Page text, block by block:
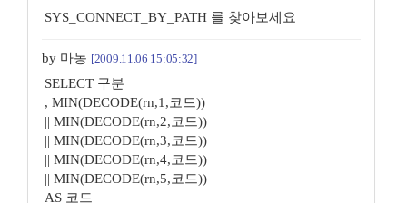
SYS_CONNECT_BY_PATH 를 찾아보세요
by 마농 [2009.11.06 15:05:32]
SELECT 구분
, MIN(DECODE(rn,1,코드))
|| MIN(DECODE(rn,2,코드))
|| MIN(DECODE(rn,3,코드))
|| MIN(DECODE(rn,4,코드))
|| MIN(DECODE(rn,5,코드))
AS 코드